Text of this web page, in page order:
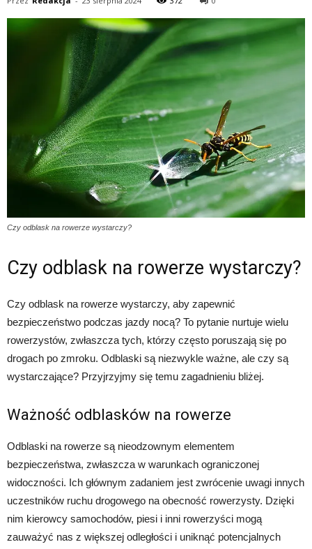
Czy odblask na rowerze wystarczy?
Czy odblask na rowerze wystarczy?
Czy odblask na rowerze wystarczy, aby zapewnić
bezpieczeństwo podczas jazdy nocą? To pytanie nurtuje wielu
rowerzystów, zwłaszcza tych, którzy często poruszają się po
drogach po zmroku. Odblaski są niezwykle ważne, ale czy są
wystarczające? Przyjrzyjmy się temu zagadnieniu bliżej.
Ważność odblasków na rowerze
Odblaski na rowerze są nieodzownym elementem
bezpieczeństwa, zwłaszcza w warunkach ograniczonej
widoczności. Ich głównym zadaniem jest zwrócenie uwagi innych
uczestników ruchu drogowego na obecność rowerzysty. Dzięki
nim kierowcy samochodów, piesi i inni rowerzyści mogą
zauważyć nas z większej odległości i uniknąć potencjalnych